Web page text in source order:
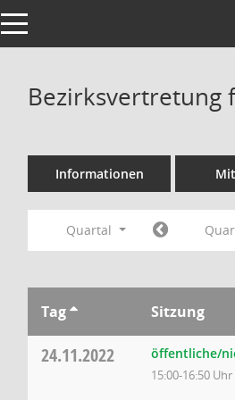
Toggle navigation
Bezirksvertretung
Informationen
Quartal
Tag Sitzung
24.11.2022 öffentliche/
15:00-16:50 Uhr